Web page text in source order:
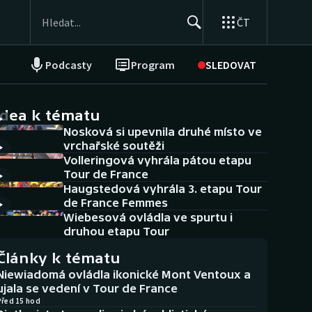
ČT
Podcasty Program SLEDOVAT
NEPŘEHLÉDNĚTE
Historické návraty
Aplikace ČT sport
AZ kvíz
k tématu
Nosková si upevnila druhé místo ve
vrchařské soutěži
Volleringová vyhrála pátou etapu
Tour de France
Haugstedová vyhrála 3. etapu Tour
de France Femmes
Wiebesová ovládla ve spurtu i
druhou etapu Tour
k tématu
ovládla ikonické Mont Ventoux a
se vedení v Tour de France
15 hod